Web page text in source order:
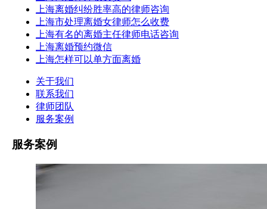
上海离婚纠纷胜率高的律师咨询
上海市处理离婚女律师怎么收费
上海有名的离婚主任律师电话咨询
上海离婚预约微信
上海怎样可以单方面离婚
关于我们
联系我们
律师团队
服务案例
服务案例